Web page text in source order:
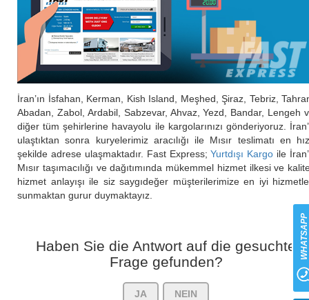
İran’ın İsfahan, Kerman, Kish Island, Meşhed, Şiraz, Tebriz,
Abadan, Zabol, Ardabil, Sabzevar, Ahvaz, Yezd, Bandar, Lengeh
diğer tüm şehirlerine havayolu ile kargolarınızı gönderiyoruz.
ulaştıktan sonra kuryelerimiz aracılığı ile Mısır teslimatı en
şekilde adrese ulaşmaktadır. Fast Express;Yurtdışı Kargo ile
Mısır taşımacılığı ve dağıtımında mükemmel hizmet ilkesi ve
hizmet anlayışı ile siz saygıdeğer müşterilerimize en iyi
sunmaktan gurur duymaktayız.
Haben Sie die Antwort auf die gesuchte
Frage gefunden?
JA NEIN
WHATSAPP